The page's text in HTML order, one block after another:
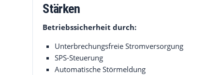
Stärken
Betriebssicherheit durch:
Unterbrechungsfreie Stromversorgung
SPS-Steuerung
Automatische Störmeldung